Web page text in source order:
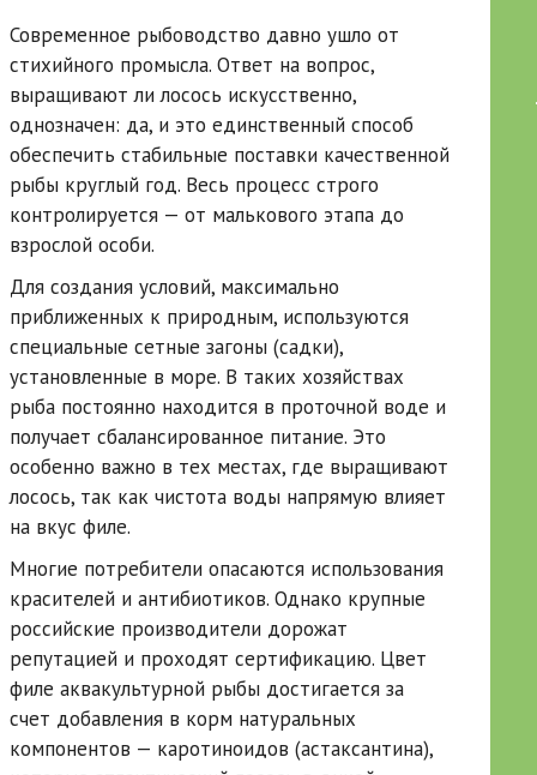
Современное рыбоводство давно ушло от
стихийного промысла. Ответ на вопрос,
выращивают ли лосось искусственно,
однозначен: да, и это единственный способ
обеспечить стабильные поставки качественной
рыбы круглый год. Весь процесс строго
контролируется — от малькового этапа до
взрослой особи.
Для создания условий, максимально
приближенных к природным, используются
специальные сетные загоны (садки),
установленные в море. В таких хозяйствах
рыба постоянно находится в проточной воде и
получает сбалансированное питание. Это
особенно важно в тех местах, где выращивают
лосось, так как чистота воды напрямую влияет
на вкус филе.
Многие потребители опасаются использования
красителей и антибиотиков. Однако крупные
российские производители дорожат
репутацией и проходят сертификацию. Цвет
филе аквакультурной рыбы достигается за
счет добавления в корм натуральных
компонентов — каротиноидов (астаксантина),